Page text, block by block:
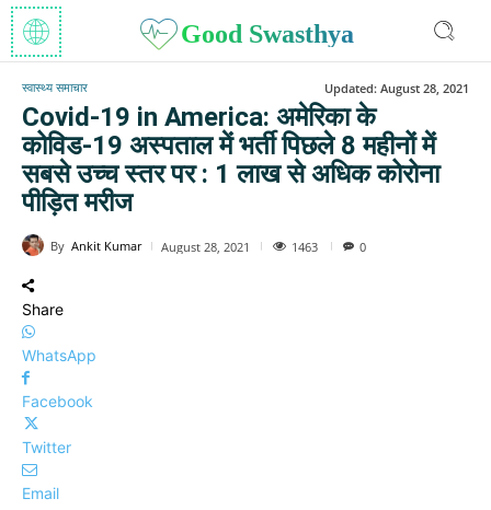
Good Swasthya
स्वास्थ्य समाचार Updated: August 28, 2021
Covid-19 in America: अमेरिका के
कोविड-19 अस्पताल में भर्ती पिछले 8 महीनों में
सबसे उच्च स्तर पर : 1 लाख से अधिक कोरोना
पीड़ित मरीज
By Ankit Kumar August 28, 2021 1463 0
Share
WhatsApp
Facebook
Twitter
Email